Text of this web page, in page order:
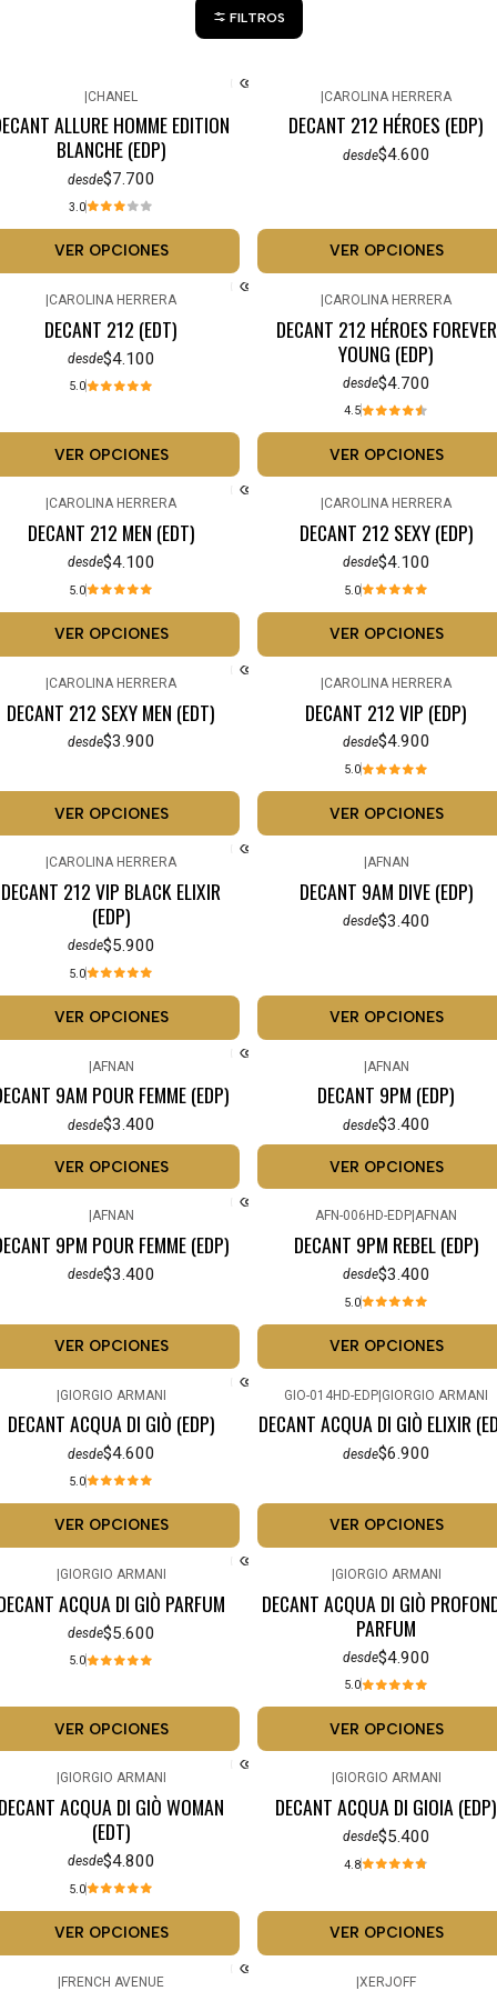
FILTROS
|CHANEL
ALLURE HOMME EDITION
BLANCHE (EDP)
desde$7.700
3.0
VER OPCIONES
|CAROLINA HERRERA
DECANT 212 HÉROES (EDP)
desde$4.600
VER OPCIONES
CAROLINA HERRERA
DECANT 212 (EDT)
desde$4.100
5.0
VER OPCIONES
CAROLINA HERRERA
DECANT 212 HÉROES FOREVER
YOUNG (EDP)
desde$4.700
4.5
VER OPCIONES
CAROLINA HERRERA
DECANT 212 MEN (EDT)
desde$4.100
5.0
VER OPCIONES
CAROLINA HERRERA
DECANT 212 SEXY (EDP)
desde$4.100
5.0
VER OPCIONES
|CAROLINA HERRERA
DECANT 212 SEXY MEN (EDT)
desde$3.900
VER OPCIONES
|CAROLINA HERRERA
DECANT 212 VIP (EDP)
desde$4.900
5.0
VER OPCIONES
CAROLINA HERRERA
DECANT 212 VIP BLACK ELIXIR
(EDP)
desde$5.900
5.0
VER OPCIONES
AFNAN
DECANT 9AM DIVE (EDP)
desde$3.400
VER OPCIONES
|AFNAN
9AM POUR FEMME (EDP)
desde$3.400
VER OPCIONES
|AFNAN
DECANT 9PM (EDP)
desde$3.400
VER OPCIONES
AFNAN
9PM POUR FEMME (EDP)
desde$3.400
VER OPCIONES
AFN-006HD-EDP AFNAN
DECANT 9PM REBEL (EDP)
desde$3.400
5.0
VER OPCIONES
|GIORGIO ARMANI
DECANT ACQUA DI GIÒ (EDP)
desde$4.600
5.0
VER OPCIONES
GIO-014HD-EDP|GIORGIO ARMANI
DECANT ACQUA DI GIÒ ELIXIR
desde$6.900
VER OPCIONES
GIORGIO ARMANI
ACQUA DI GIÒ PARFUM
desde$5.600
5.0
VER OPCIONES
GIORGIO ARMANI
DECANT ACQUA DI GIÒ
PARFUM
desde$4.900
5.0
VER OPCIONES
GIORGIO ARMANI
ACQUA DI GIÒ WOMAN
(EDT)
desde$4.800
5.0
VER OPCIONES
GIORGIO ARMANI
DECANT ACQUA DI GIOIA (EDP)
desde$5.400
4.8
VER OPCIONES
|FRENCH AVENUE |XERJOFF